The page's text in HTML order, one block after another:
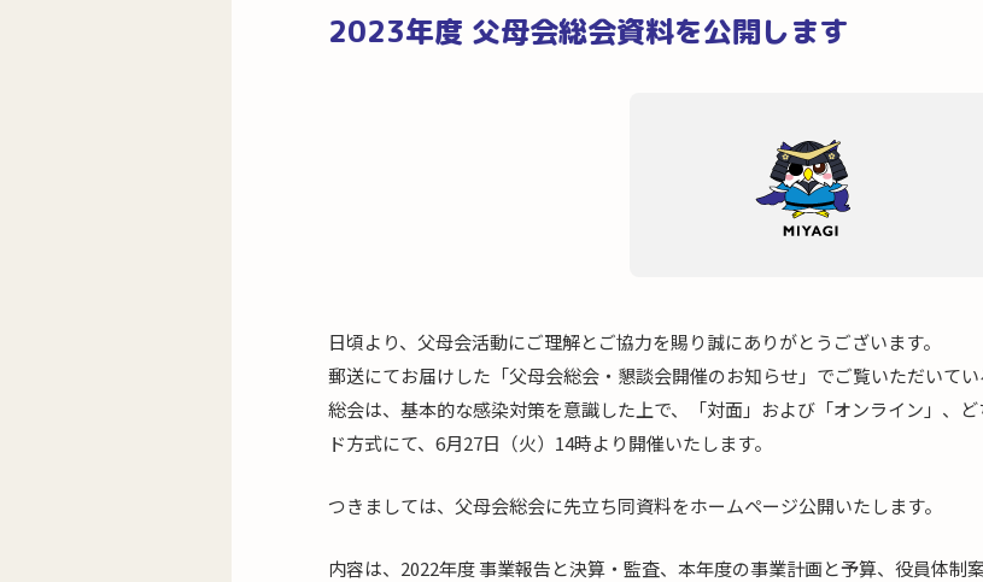
2023年度 父母会総会資料を公開します
日頃より、父母会活動にご理解とご協力を賜り誠にありがとうございます。
郵送にてお届けした「父母会総会・懇談会開催のお知らせ」でご覧いただいて
総会は、基本的な感染対策を意識した上で、「対面」および「オンライン」、
ド方式にて、6月27日（火）14時より開催いたします。
つきましては、父母会総会に先立ち同資料をホームページ公開いたします。
内容は、2022年度 事業報告と決算・監査、本年度の事業計画と予算、役員体制